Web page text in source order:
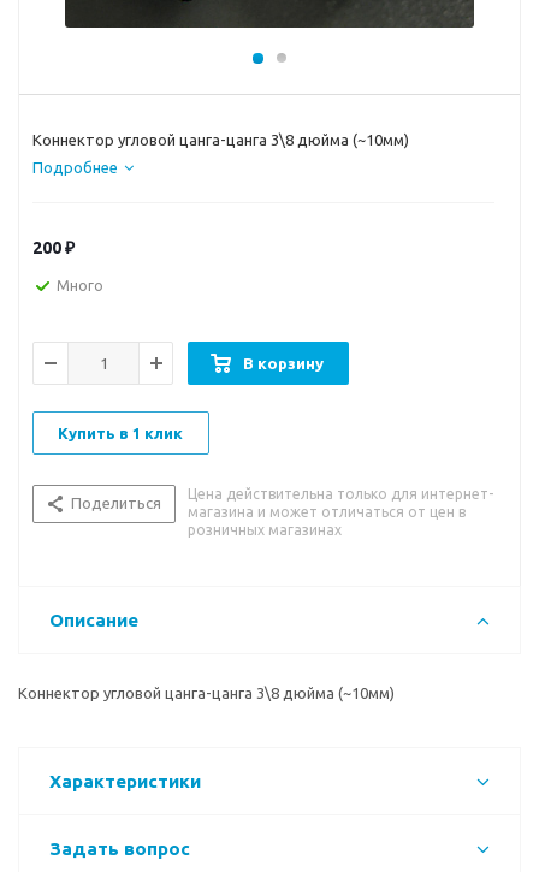
Коннектор угловой цанга-цанга 3\8 дюйма (~10мм)
Подробнее
200₽
Много
В корзину
Купить в 1 клик
Поделиться
Цена действительна только для интернет-
магазина и может отличаться от цен в
розничных магазинах
Описание
Коннектор угловой цанга-цанга 3\8 дюйма (~10мм)
Характеристики
Задать вопрос